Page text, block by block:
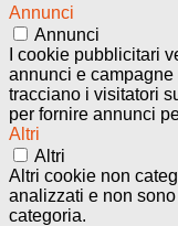
Annunci
Annunci
I cookie pubblicitari
annunci e
tracciano i visitatori
per fornire annunci
Altri
Altri
Altri cookie non
analizzati e non
categoria.